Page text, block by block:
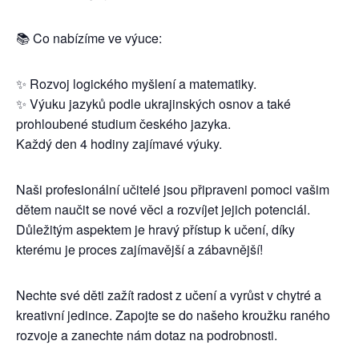
📚 Co nabízíme ve výuce:
✨ Rozvoj logického myšlení a matematiky.
✨ Výuku jazyků podle ukrajinských osnov a také
prohloubené studium českého jazyka.
Každý den 4 hodiny zajímavé výuky.
Naši profesionální učitelé jsou připraveni pomoci vašim
dětem naučit se nové věci a rozvíjet jejich potenciál.
Důležitým aspektem je hravý přístup k učení, díky
kterému je proces zajímavější a zábavnější!
Nechte své děti zažít radost z učení a vyrůst v chytré a
kreativní jedince. Zapojte se do našeho kroužku raného
rozvoje a zanechte nám dotaz na podrobnosti.